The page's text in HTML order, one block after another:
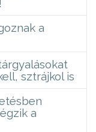
a
sztrájkol is
a